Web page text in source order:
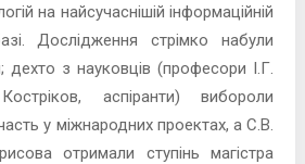
на найсучаснішій інформаційній
Дослідження стрімко набули
дехто з науковців (професори І.Г.
аспіранти) вибороли
у міжнародних проектах, а С.В.
отримали ступінь магістра